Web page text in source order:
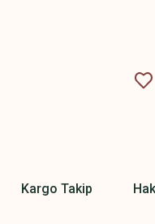
Kargo Takip